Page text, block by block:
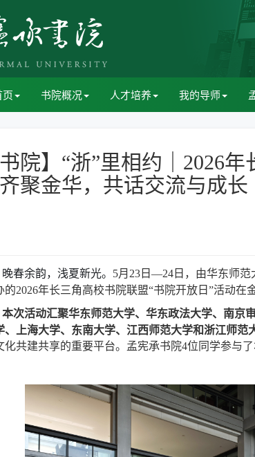
书院概况 人才培养 我的导师
书院】“浙”里相约｜2026
聚金华，共话交流与成长
晚春余韵，浅夏新光。 5月23日—24日，由华东师
的2026年长三角高校书院联盟“书院开放日”活动在
本次活动汇聚华东师范大学、华东政法大学、南京
、上海大学、东南大学、江西师范大学和浙江师范
化共建共享的重要平台。孟宪承书院4位同学参与了